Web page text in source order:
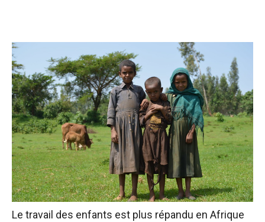
Le travail des enfants est plus répandu en Afrique